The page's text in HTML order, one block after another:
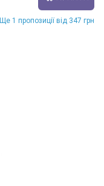
Ще 1 пропозиції від 347 грн